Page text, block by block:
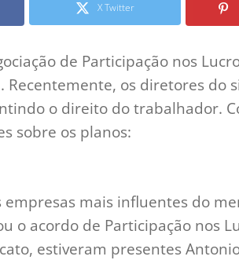
X Twitter
de Participação nos
Recentemente, os diretores do
o direito do trabalhador.
sobre os planos:
empresas mais influentes do
o acordo de Participação nos
estiveram presentes